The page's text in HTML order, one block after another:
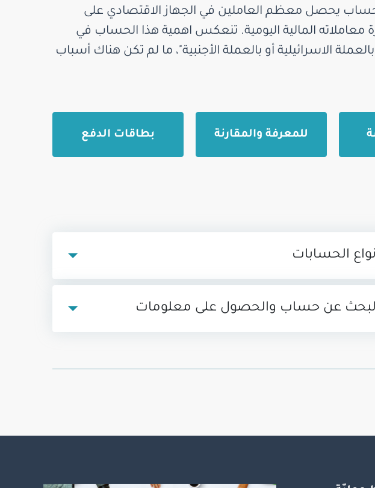
يحصل معظم العاملين في الجهاز الاقتصادي على
معاملاته المالية اليومية. تنعكس اهمية هذا الحساب في
الاسرائيلية أو بالعملة الأجنبية"، ما لم تكن هناك أسباب
للمعرفة والمقارنة بطاقات الدفع
الحسابات
عن حساب والحصول على معلومات